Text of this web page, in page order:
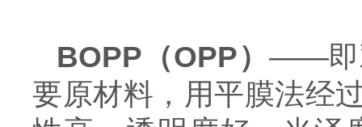
BOPP（OPP） ——即
要原材料，用平膜法经